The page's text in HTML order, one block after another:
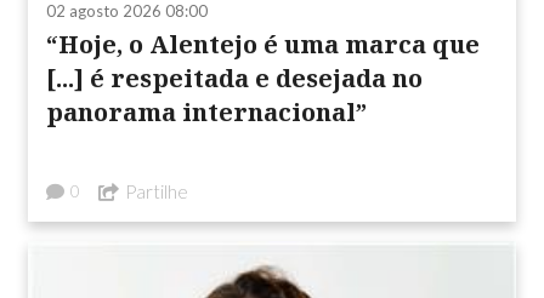
02 agosto 2026 08:00
“Hoje, o Alentejo é uma marca que
[...] é respeitada e desejada no
panorama internacional”
0 Partilhe